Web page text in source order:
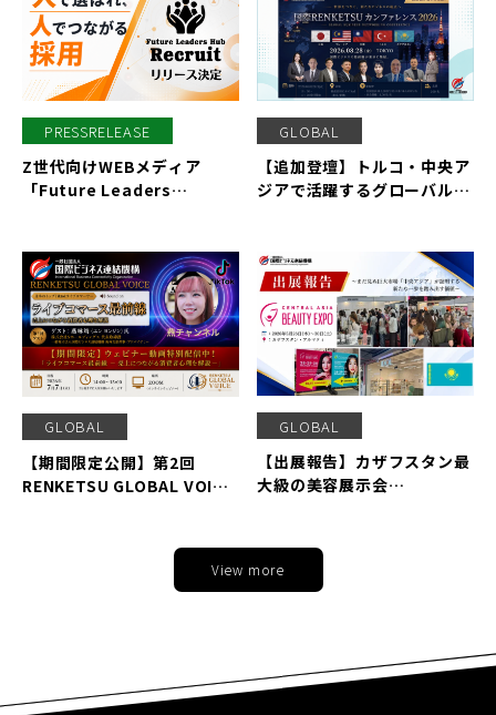
PRESSRELEASE
Z世代向けWEBメディア
「Future Leaders
「Future Leaders Hub
Recruit」を2026年秋リリ
ース
GLOBAL
【追加登壇】トルコ・中央ア
ジアで活躍するグローバルリ
決定！
GLOBAL
【期間限定公開】第2回
RENKETSU GLOBAL VOICE
コマーサー・燕 咏靖氏が語
る「ライブコマースの最前
GLOBAL
【出展報告】カザフスタン最
大級の美容展示会
果。未知の市場に踏み出す勇
気が「新たな一歩」に変わる
View more